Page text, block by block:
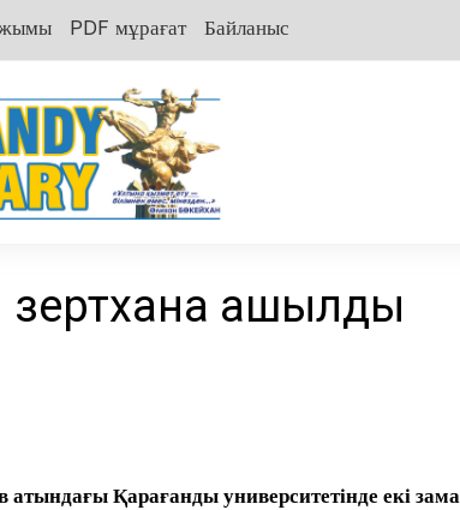
PDF мұрағат Байланыс
зертхана ашылды
Қарағанды университетінде екі